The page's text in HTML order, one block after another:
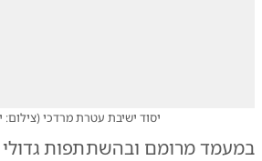
יסוד ישיבת עטרת מרדכי(צילום:
במעמד מרומם ובהשתתפות